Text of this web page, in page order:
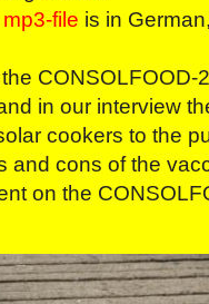
mp3-file is in
CONSOLFOOD-
in our interview
cookers to the
and cons of the
on the